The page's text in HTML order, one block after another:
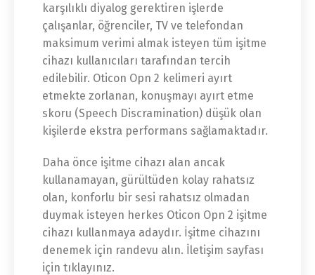
karşılıklı diyalog gerektiren işlerde
çalışanlar, öğrenciler, TV ve telefondan
maksimum verimi almak isteyen tüm işitme
cihazı kullanıcıları tarafından tercih
edilebilir. Oticon Opn 2 kelimeri ayırt
etmekte zorlanan, konuşmayı ayırt etme
skoru (Speech Discramination) düşük olan
kişilerde ekstra performans sağlamaktadır.
Daha önce işitme cihazı alan ancak
kullanamayan, gürültüden kolay rahatsız
olan, konforlu bir sesi rahatsız olmadan
duymak isteyen herkes Oticon Opn 2 işitme
cihazı kullanmaya adaydır. İşitme cihazını
denemek için randevu alın. İletişim sayfası
için tıklayınız.